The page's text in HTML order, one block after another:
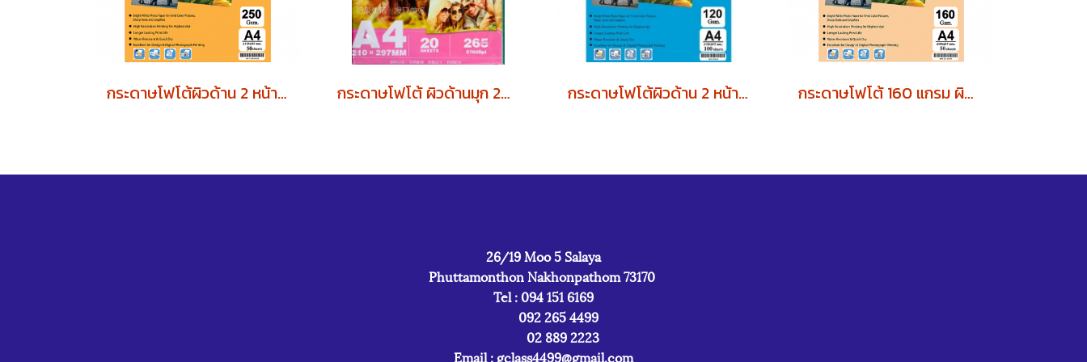
กระดาษโฟโต้ผิวด้าน 2 หน้า 250 แกรม (บรรจุ 50 แผ่น) กระดาษโฟโต้ ผิวด้านมุก 260 แกรม RC Luster A4 (บรรจุ 20 แผ่น) กระดาษโฟโต้ผิวด้าน 2 หน้า 120 แกรม (บรรจุ 100 แผ่น) กระดาษโฟโต้ 160 แกรม ผิวมัน 2 หน้า (บรรจุ 50 แผ่น)
26/19 Moo 5 Salaya
Phuttamonthon Nakhonpathom 73170
Tel : 094 151 6169
092 265 4499
02 889 2223
Email : gclass4499@gmail.com